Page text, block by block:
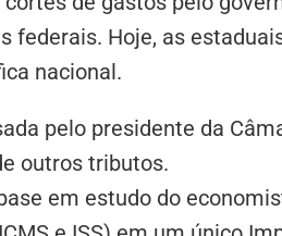
federais. Hoje, as
nacional.
pelo presidente da
outros tributos.
em estudo do